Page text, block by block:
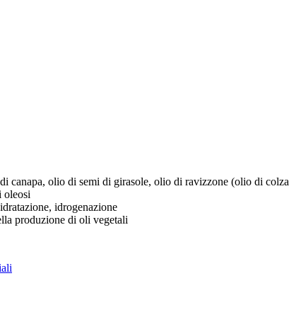
canapa, olio di semi di girasole, olio di ravizzone (olio di
oleosi
idrogenazione
produzione di oli vegetali